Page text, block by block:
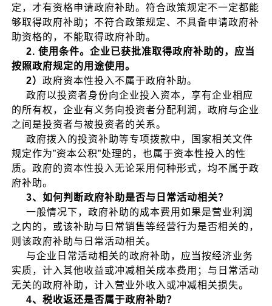
定，才有资格申请政府补助。符合政策规定不一定都能
够取得政府补助；不符合政策规定、不具备申请政府补
助资格的，不能取得政府补助。
2. 使用条件。企业已获批准取得政府补助的，应当
按照政府规定的用途使用。
2）政府资本性投入不属于政府补助。
政府以投资者身份向企业投入资本，享有企业相应
的所有权，企业有义务向投资者分配利润，政府与企业
之间是投资者与被投资者的关系。
政府拨入的投资补助等专项拨款中，国家相关文件
规定作为”资本公积”处理的，也属于资本性投入的性
质。政府的资本性投入无论采用何种形式，均不属于政
府补助。
3、如何判断政府补助是否与日常活动相关？
一般情况下，政府补助的成本费用如果是营业利润
之内的，或该补助与日常销售等经营行为是否相关的，
则该政府补助与日常活动相关。
与企业日常活动相关的政府补助，应当按经济业务
实质，计入其他收益或冲减相关成本费用；与日常活动
无关的政府补助，计入营业外收入或冲减相关损失。
4、税收返还是否属于政府补助？